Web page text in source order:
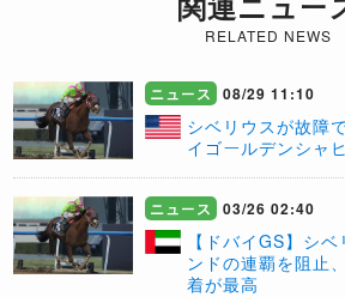
RELATED NEWS
ニュース 08/29 11:10
シベリウスが故障
イゴールデンシャ
ニュース 03/26 02:40
【ドバイGS】シ
ンドの連覇を阻止
着が最高